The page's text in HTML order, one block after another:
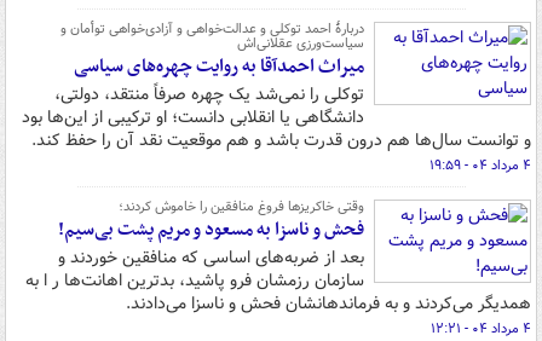
دربارهٔ احمد توکلی و عدالت‌خواهی و آزادی‌خواهی توأمان و
سیاست‌ورزی عقلانی‌اش
میراث احمدآقا به روایت چهره‌های سیاسی
توکلی را نمی‌شد یک چهره صرفاً منتقد، دولتی،
دانشگاهی یا انقلابی دانست؛ او ترکیبی از این‌ها بود
و توانست سال‌ها هم درون قدرت باشد و هم موقعیت نقد آن را حفظ کند.
۴ مرداد ۰۴ - ۱۹:۵۹
وقتی خاکریزها فروغ منافقین را خاموش کردند؛
فحش و ناسزا به مسعود و مریم پشت بی‌سیم!
بعد از ضربه‌های اساسی که منافقین خوردند و
سازمان رزمشان فرو پاشید، بدترین اهانت‌ها ر ا به
همدیگر می‌کردند و به فرماندهانشان فحش و ناسزا می‌دادند.
۴ مرداد ۰۴ - ۱۲:۲۱